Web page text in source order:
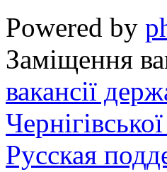
Powered by
Заміщення
вакансії
Русская